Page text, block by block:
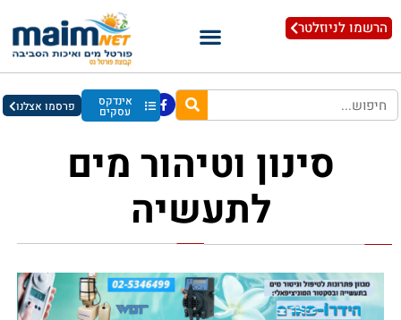
הרשמו לניוזלטר
אינדקס
עסקים פרסמו אצלנו
סינון וטיהור מים
לתעשיה